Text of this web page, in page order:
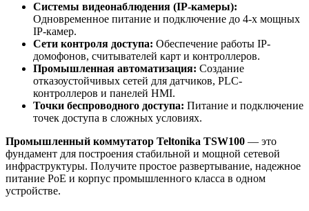
Системы видеонаблюдения (IP-камеры):
Одновременное питание и подключение до 4-х мощных
IP-камер.
Сети контроля доступа: Обеспечение работы IP-
домофонов, считывателей карт и контроллеров.
Промышленная автоматизация: Создание
отказоустойчивых сетей для датчиков, PLC-
контроллеров и панелей HMI.
Точки беспроводного доступа: Питание и подключение
точек доступа в сложных условиях.
Промышленный коммутатор Teltonika TSW100 — это
фундамент для построения стабильной и мощной сетевой
инфраструктуры. Получите простое развертывание, надежное
питание PoE и корпус промышленного класса в одном
устройстве.